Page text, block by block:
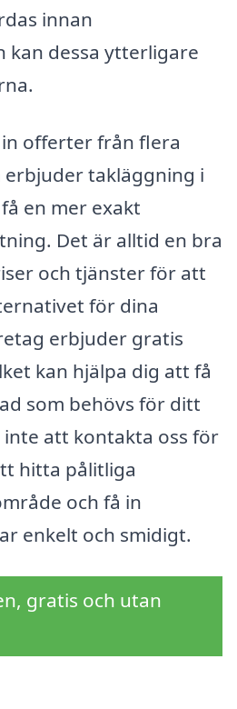
innan
kan dessa ytterligare
offerter från flera
takläggning i
en mer exakt
Det är alltid en bra
och tjänster för att
för dina
erbjuder gratis
kan hjälpa dig att få
som behövs för ditt
att kontakta oss för
hitta pålitliga
och få in
enkelt och smidigt.
gratis och utan